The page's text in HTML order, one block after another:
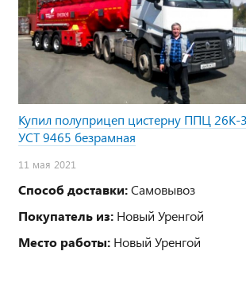
Купил полуприцеп цистерну ППЦ 26К-
УСТ 9465 безрамная
11 мая 2021
Способ доставки:Самовывоз
Покупатель из: Новый Уренгой
Место работы: Новый Уренгой